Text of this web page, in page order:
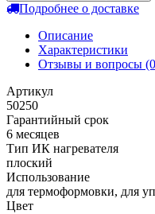
Подробнее о доставке
Описание
Характеристики
Отзывы и вопросы
Артикул
50250
Гарантийный срок
6 месяцев
Тип ИК нагревателя
плоский
Использование
для термоформовки, для
Цвет